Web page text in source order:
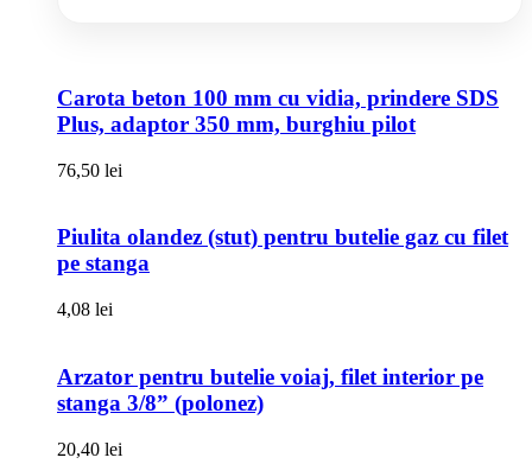
Carota beton 100 mm cu vidia, prindere SDS
Plus, adaptor 350 mm, burghiu pilot
76,50 lei
Piulita olandez (stut) pentru butelie gaz cu filet
pe stanga
4,08 lei
Arzator pentru butelie voiaj, filet interior pe
stanga 3/8” (polonez)
20,40 lei